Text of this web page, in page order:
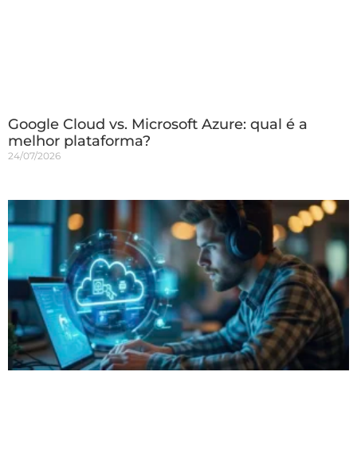
Google Cloud vs. Microsoft Azure: qual é a
melhor plataforma?
24/07/2026